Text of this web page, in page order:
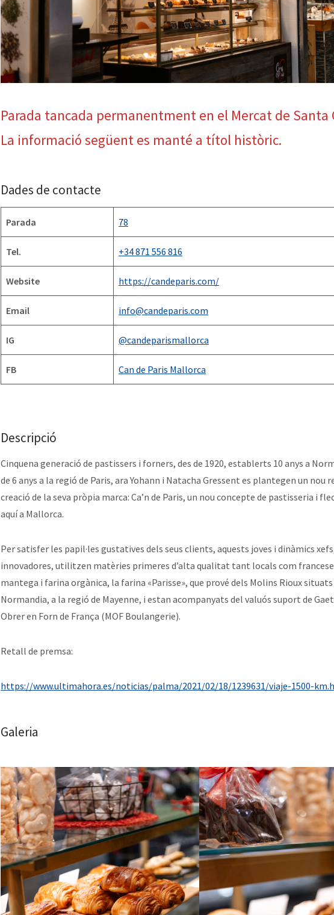
Parada tancada permanentment en el Mercat de Santa
La informació següent es manté a títol històric.
Dades de contacte
Parada 78
Tel. +34 871 556 816
Website https://candeparis.com/
Email info@candeparis.com
IG @candeparismallorca
FB Can de Paris Mallorca
Descripció
Cinquena generació de pastissers i forners, des de 1920, establerts 10 anys a
de 6 anys a la regió de Paris, ara Yohann i Natacha Gressent es plantegen un nou
creació de la seva pròpia marca: Ca’n de Paris, un nou concepte de pastisseria i
aquí a Mallorca.
Per satisfer les papil·les gustatives dels seus clients, aquests joves i dinàmics
innovadores, utilitzen matèries primeres d’alta qualitat tant locals com
mantega i farina orgànica, la farina «Parisse», que prové dels Molins Rioux situats
Normandia, a la regió de Mayenne, i estan acompanyats del valuós suport de
Obrer en Forn de França (MOF Boulangerie).
Retall de premsa:
https://www.ultimahora.es/noticias/palma/2021/02/18/1239631/viaje-1500-
Galeria